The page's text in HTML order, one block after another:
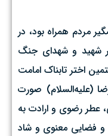
مردم همراه بود، در
شهید و شهدای جنگ
اختر تابناک امامت
(علیه‌السلام) صورت
عطر رضوی و ارادت به
فضایی معنوی و شاد